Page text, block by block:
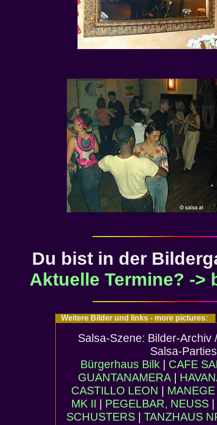
Du bist in der
Aktuelle Termine? ->
Weitere Bilder und links - more pictures:
Salsa-Szene: Bilder-
Salsa-
Bürgerhaus Bilk| CAFE
GUANTANAMERA|
CASTILLO LEON
MK II
PEGELBAR, NEUSS
SCHUSTERS| TANZHAUS